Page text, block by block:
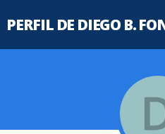
PERFIL DE DIEGO B.